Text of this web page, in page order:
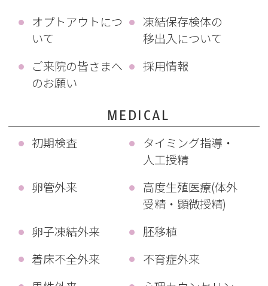
オプトアウトにつ
いて
凍結保存検体の
移出入について
ご来院の皆さまへ
のお願い
採用情報
MEDICAL
初期検査
タイミング指導・
人工授精
卵管外来
高度生殖医療(体外
受精・顕微授精)
卵子凍結外来
胚移植
着床不全外来
不育症外来